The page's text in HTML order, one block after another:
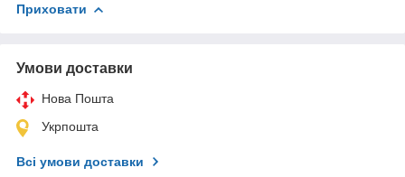
Приховати
Умови доставки
Нова Пошта
Укрпошта
Всі умови доставки